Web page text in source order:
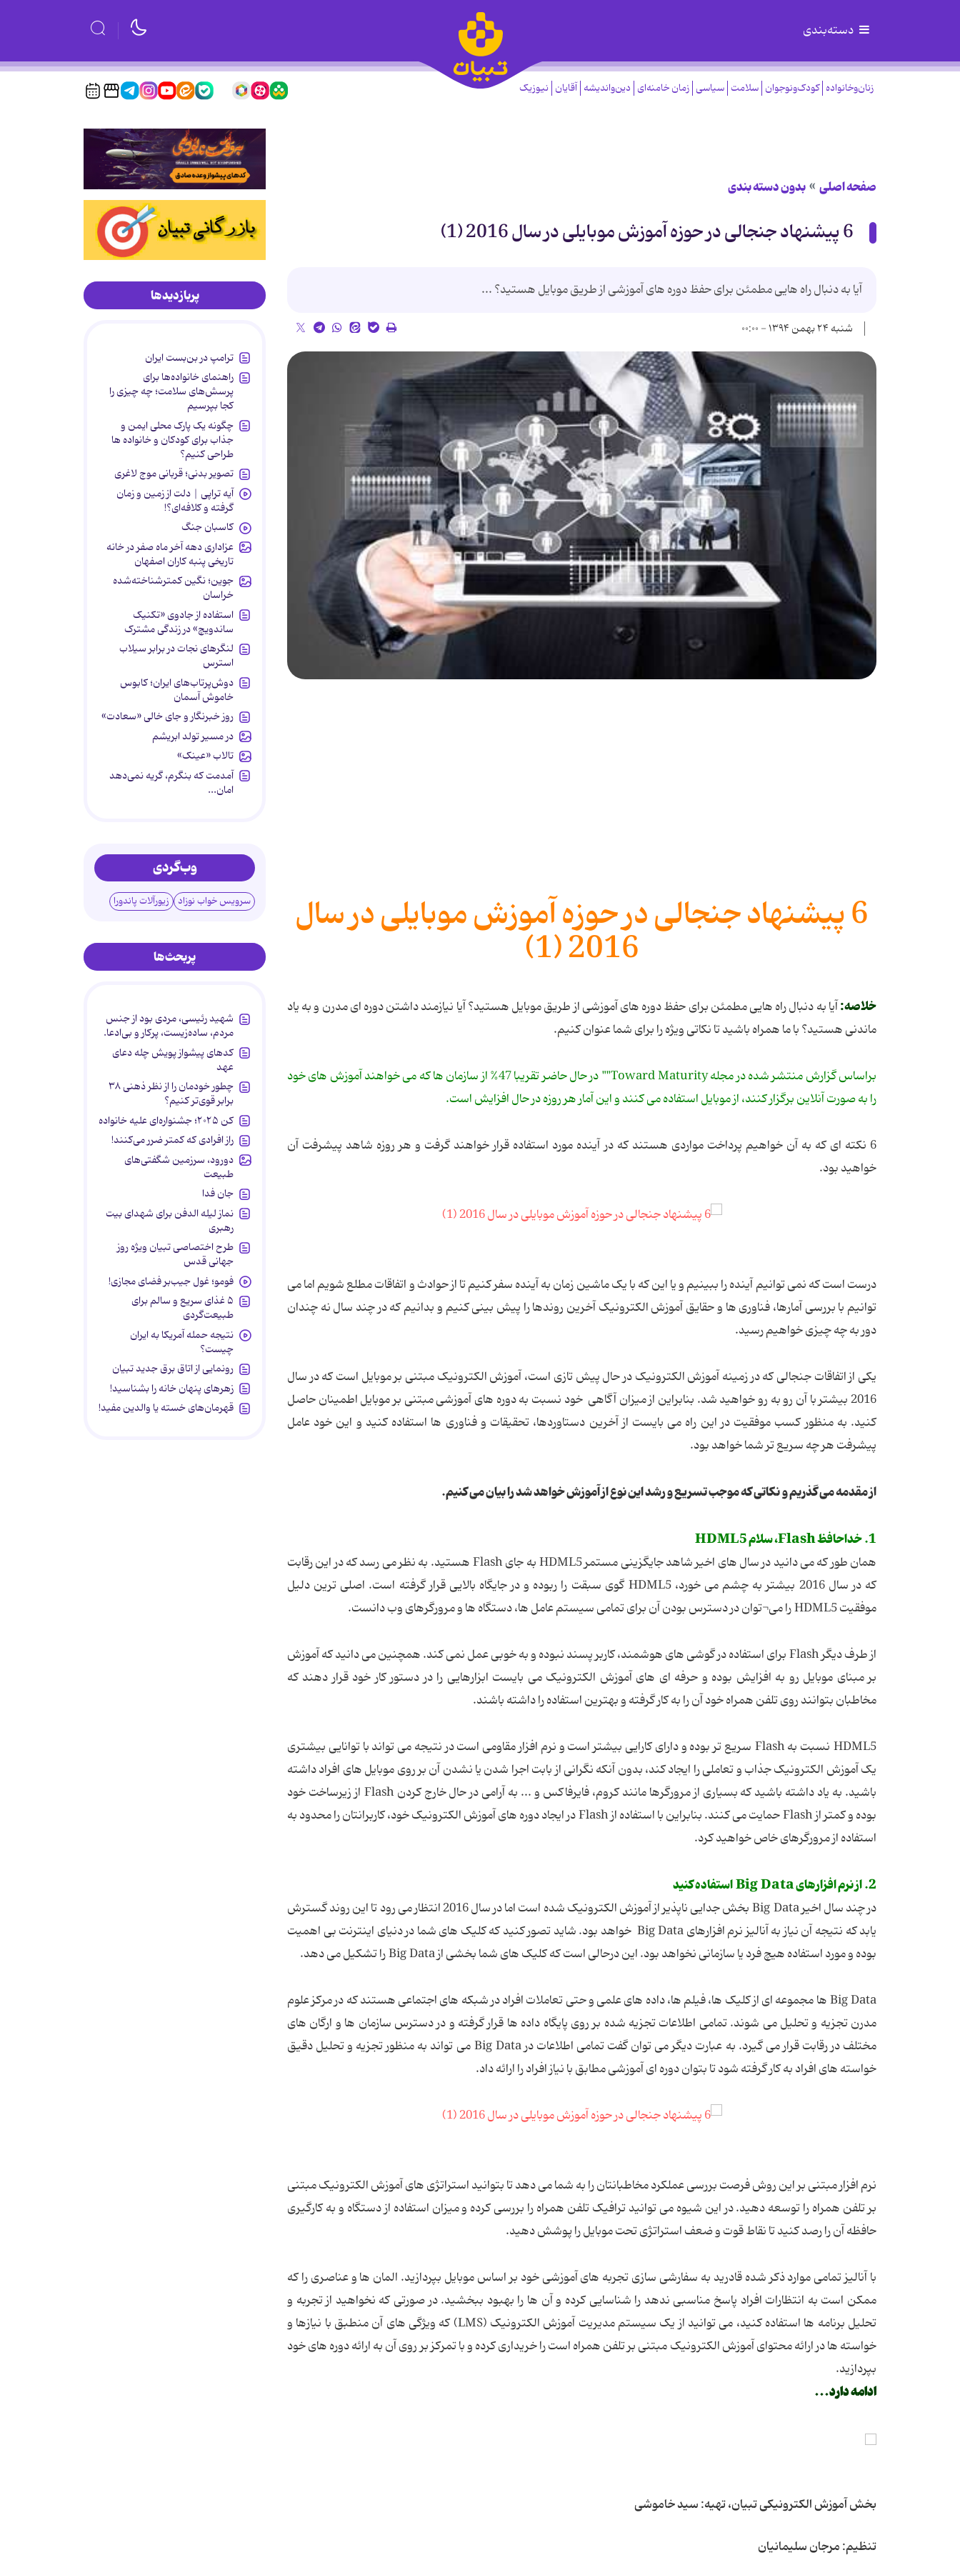
دسته‌بندی
زنان‌وخانواده کودک‌ونوجوان سلامت سیاسی زمان خامنه‌ای دین‌واندیشه آقایان نیوزیک
صفحه اصلی بدون دسته بندی
6 پیشنهاد جنجالی در حوزه آموزش موبایلی در سال 2016 (1)
آیا به دنبال راه هایی مطمئن برای حفظ دوره های آموزشی از طریق موبایل هستید؟ ...
شنبه ۲۴ بهمن ۱۳۹۴ - ۰۰:۰۰
6 پیشنهاد جنجالی در حوزه آموزش موبایلی در سال
2016 (1)
خلاصه:آیا به دنبال راه هایی مطمئن برای حفظ دوره های آموزشی از طریق موبایل هستید؟ آیا نیازمند داشتن دوره ای مدرن و به یاد
ماندنی هستید؟ با ما همراه باشید تا نکاتی ویژه را برای شما عنوان کنیم.
براساس گزارش منتشر شده در مجله Toward Maturity"" در حال حاضر تقریبا 47% از سازمان ها که می خواهند آموزش های خود
را به صورت آنلاین برگزار کنند، از موبایل استفاده می کنند و این آمار هر روزه در حال افزایش است.
6 نکته ای که به آن خواهیم پرداخت مواردی هستند که در آینده مورد استفاده قرار خواهند گرفت و هر روزه شاهد پیشرفت آن
خواهید بود.
درست است که نمی توانیم آینده را ببینیم و یا این که با یک ماشین زمان به آینده سفر کنیم تا از حوادث و اتفاقات مطلع شویم اما می
توانیم با بررسی آمارها، فناوری ها و حقایق آموزش الکترونیک آخرین روندها را پیش بینی کنیم و بدانیم که در چند سال نه چندان
دور به چه چیزی خواهیم رسید.
یکی از اتفاقات جنجالی که در زمینه آموزش الکترونیک در حال پیش تازی است، آموزش الکترونیک مبتنی بر موبایل است که در سال
2016 بیشتر با آن رو به رو خواهید شد. بنابراین از میزان آگاهی خود نسبت به دوره های آموزشی مبتنی بر موبایل اطمینان حاصل
کنید. به منظور کسب موفقیت در این راه می بایست از آخرین دستاوردها، تحقیقات و فناوری ها استفاده کنید و این خود عامل
پیشرفت هر چه سریع تر شما خواهد بود.
از مقدمه می گذریم و نکاتی که موجب تسریع و رشد این نوع از آموزش خواهد شد را بیان می کنیم.
1. خداحافظ Flash، سلام HDML5
همان طور که می دانید در سال های اخیر شاهد جایگزینی مستمر HDML5 به جای Flash هستید. به نظر می رسد که در این رقابت
که در سال 2016 بیشتر به چشم می خورد، HDML5 گوی سبقت را ربوده و در جایگاه بالایی قرار گرفته است. اصلی ترین دلیل
موفقیت HDML5 را می¬توان در دسترس بودن آن برای تمامی سیستم عامل ها، دستگاه ها و مرورگرهای وب دانست.
از طرف دیگر Flash برای استفاده در گوشی های هوشمند، کاربر پسند نبوده و به خوبی عمل نمی کند. همچنین می دانید که آموزش
بر مبنای موبایل رو به افزایش بوده و حرفه ای های آموزش الکترونیک می بایست ابزارهایی را در دستور کار خود قرار دهند که
مخاطبان بتوانند روی تلفن همراه خود آن را به کار گرفته و بهترین استفاده را داشته باشند.
HDML5 نسبت به Flash سریع تر بوده و دارای کارایی بیشتر است و نرم افزار مقاومی است در نتیجه می تواند با توانایی بیشتری
یک آموزش الکترونیک جذاب و تعاملی را ایجاد کند، بدون آنکه نگرانی از بابت اجرا شدن یا نشدن آن بر روی موبایل های افراد داشته
باشید. به یاد داشته باشید که بسیاری از مرورگرها مانند کروم، فایرفاکس و ... به آرامی در حال خارج کردن Flash از زیرساخت خود
بوده و کمتر از Flash حمایت می کنند. بنابراین با استفاده از Flash در ایجاد دوره های آموزش الکترونیک خود، کاربرانتان را محدود به
استفاده از مرورگرهای خاص خواهید کرد.
2. از نرم افزارهای Big Data استفاده کنید
در چند سال اخیر Big Data بخش جدایی ناپذیر از آموزش الکترونیک شده است اما در سال 2016 انتظار می رود تا این روند گسترش
یابد که نتیجه آن نیاز به آنالیز نرم افزارهای Big Data خواهد بود. شاید تصور کنید که کلیک های شما در دنیای اینترنت بی اهمیت
بوده و مورد استفاده هیچ فرد یا سازمانی نخواهد بود. این درحالی است که کلیک های شما بخشی از Big Data را تشکیل می دهد.
Big Data ها مجموعه ای از کلیک ها، فیلم ها، داده های علمی و حتی تعاملات افراد در شبکه های اجتماعی هستند که در مرکز علوم
مدرن تجزیه و تحلیل می شوند. تمامی اطلاعات تجزیه شده بر روی پایگاه داده ها قرار گرفته و در دسترس سازمان ها و ارگان های
مختلف در رقابت قرار می گیرد. به عبارت دیگر می توان گفت تمامی اطلاعات در Big Data می تواند به منظور تجزیه و تحلیل دقیق
خواسته های افراد به کار گرفته شود تا بتوان دوره ای آموزشی مطابق با نیاز افراد را ارائه داد.
نرم افزار مبتنی بر این روش فرصت بررسی عملکرد مخاطبانتان را به شما می دهد تا بتوانید استراتژی های آموزش الکترونیک مبتنی
بر تلفن همراه را توسعه دهید. در این شیوه می توانید ترافیک تلفن همراه را بررسی کرده و میزان استفاده از دستگاه و به کارگیری
حافظه آن را رصد کنید تا نقاط قوت و ضعف استراتژی تحت موبایل را پوشش دهید.
با آنالیز تمامی موارد ذکر شده قادرید به سفارشی سازی تجربه های آموزشی خود بر اساس موبایل بپردازید. المان ها و عناصری را که
ممکن است به انتظارات افراد پاسخ مناسبی ندهد را شناسایی کرده و آن ها را بهبود ببخشید. در صورتی که نخواهید از تجربه و
تحلیل برنامه ها استفاده کنید، می توانید از یک سیستم مدیریت آموزش الکترونیک (LMS) که ویژگی های آن منطبق با نیازها و
خواسته ها در ارائه محتوای آموزش الکترونیک مبتنی بر تلفن همراه است را خریداری کرده و با تمرکز بر روی آن به ارائه دوره های خود
بپردازید.
ادامه دارد...
بخش آموزش الکترونیکی تبیان، تهیه: سید خاموشی
تنظیم: مرجان سلیمانیان
پربازدیدها
ترامپ در بن‌بست ایران
راهنمای خانواده‌ها برای
پرسش‌های سلامت؛ چه چیزی را
کجا بپرسیم
چگونه یک پارک محلی ایمن و
جذاب برای کودکان و خانواده ها
طراحی کنیم؟
تصویر بدنی؛ قربانی موج لاغری
آیه تراپی | دلت از زمین و زمان
گرفته و کلافه‌ای؟!
کاسبان جنگ
عزاداری دهه آخر ماه صفر در خانه
تاریخی پنبه کاران اصفهان
جوین؛ نگین کمترشناخته‌شده
خراسان
استفاده از جادوی «تکنیک
ساندویچ» در زندگی مشترک
لنگرهای نجات در برابر سیلاب
استرس
دوش‌پرتاب‌های ایران؛ کابوس
خاموش آسمان
روز خبرنگار و جای خالی «سعادت»
در مسیر تولد ابریشم
تالاب «عینک»
آمدمت که بنگرم، گریه نمی‌دهد
امان...
وب‌گردی
سرویس خواب نوزاد زیورآلات پاندورا
پربحث‌ها
شهید رئیسی، مردی بود از جنس
مردم، ساده‌زیست، پرکار و بی‌ادعا.
کدهای پیشواز پویش چله دعای
عهد
چطور خودمان را از نظر ذهنی ۳۸
برابر قوی‌تر کنیم؟
کن ۲۰۲۵؛ جشنواره‌ای علیه خانواده
راز افرادی که کمتر ضرر می‌کنند!
دورود، سرزمین شگفتی‌های
طبیعت
جان فدا
نماز لیله الدفن برای شهدای بیت
رهبری
طرح اختصاصی تبیان ویژه روز
جهانی قدس
فومو؛ غول جیب‌بر فضای مجازی!
۵ غذای سریع و سالم برای
طبیعت‌گردی
نتیجه حمله آمریکا به ایران
چیست؟
رونمایی از اتاق برق جدید تبیان
زهرهای پنهان خانه را بشناسید!
قهرمان‌های خسته یا والدین مفید!